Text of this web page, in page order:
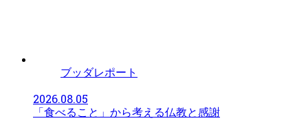
ブッダレポート
2026.08.05
「食べること」から考える仏教と感謝